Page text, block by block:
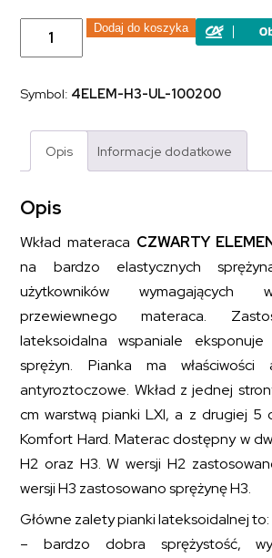
ilość
Materac
z
i
lateksoidalną
ELEMENT
100x200
Dodaj do koszyka
Symbol: 4ELEM-H3-UL-100200
Opis Informacje dodatkowe
Opis
Wkład materaca CZWARTY
na bardzo elastycznych
użytkowników wymagających
przewiewnego materaca.
lateksoidalna wspaniale
sprężyn. Pianka ma właściwości
antyroztoczowe. Wkład z jednej
cm warstwą pianki LXI, a z drugiej 5
Komfort Hard. Materac dostępny w
H2 oraz H3. W wersji H2
wersji H3 zastosowano sprężynę H3.
Główne zalety pianki lateksoidalnej to:
– bardzo dobra sprężystość,